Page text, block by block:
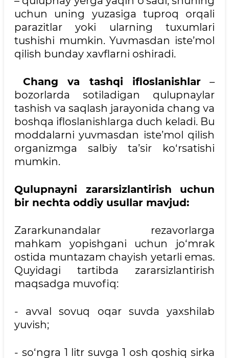
uchun uning yuzasiga tuproq orqali
parazitlar yoki ularning tuxumlari
tushishi mumkin. Yuvmasdan iste’mol
qilish bunday xavflarni oshiradi.
Chang va tashqi ifloslanishlar–
bozorlarda sotiladigan qulupnaylar
tashish va saqlash jarayonida chang va
boshqa ifloslanishlarga duch keladi. Bu
moddalarni yuvmasdan iste’mol qilish
organizmga salbiy ta’sir ko‘rsatishi
mumkin.
Qulupnayni zararsizlantirish uchun
bir nechta oddiy usullar mavjud:
Zararkunandalar rezavorlarga
mahkam yopishgani uchun jo‘mrak
ostida muntazam chayish yetarli emas.
Quyidagi tartibda zararsizlantirish
maqsadga muvofiq:
- avval sovuq oqar suvda yaxshilab
yuvish;
- so‘ngra 1 litr suvga 1 osh qoshiq sirka